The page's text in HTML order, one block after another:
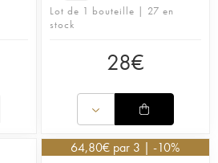
Lot de 1 bouteille | 27 en
stock
28€
64,80€ par 3 | -10%